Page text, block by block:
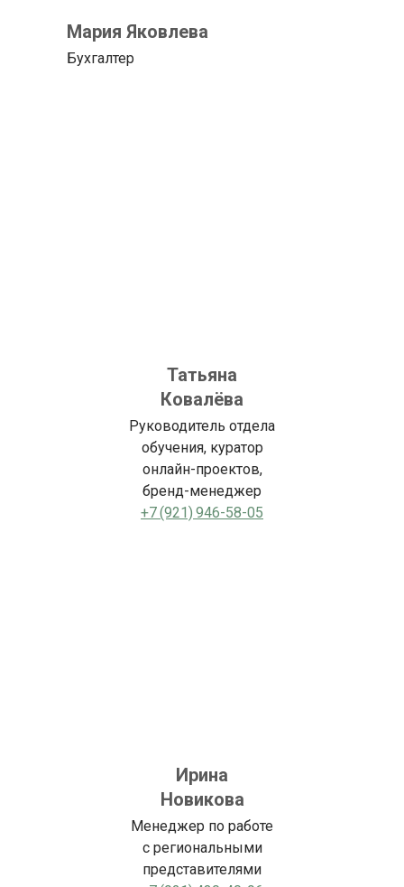
Мария Яковлева
Бухгалтер
Татьяна
Ковалёва
Руководитель отдела
обучения, куратор
онлайн-проектов,
бренд-менеджер
+7 (921) 946-58-05
Ирина
Новикова
Менеджер по работе
с региональными
представителями